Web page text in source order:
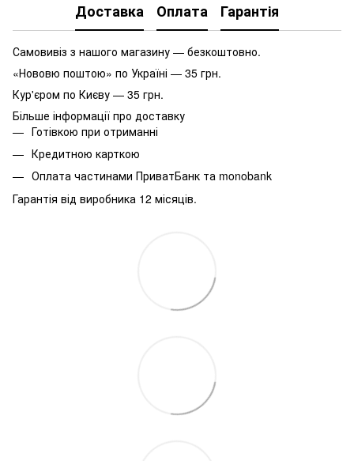
Доставка Оплата Гарантія
Самовивіз з нашого магазину — безкоштовно.
«Нововю поштою» по Україні — 35 грн.
Кур'єром по Києву — 35 грн.
Більше інформації про доставку
Готівкою при отриманні
Кредитною карткою
Оплата частинами ПриватБанк та monobank
Гарантія від виробника 12 місяців.